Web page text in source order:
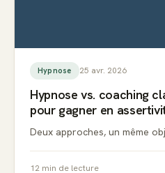
Hypnose 25 avr. 2026
Hypnose vs. coaching
pour gagner en
Deux approches, un même
12 min de lecture